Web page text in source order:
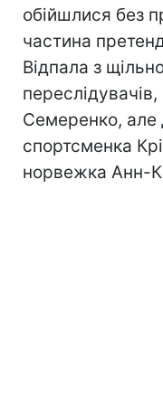
обійшлися без
частина
Відпала з
Семеренко, але
спортсменка
норвежка Анн-